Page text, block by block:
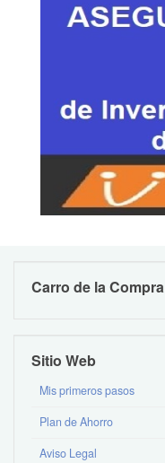
Carro de la Compra
Sitio Web
Mis primeros pasos
Plan de Ahorro
Aviso Legal